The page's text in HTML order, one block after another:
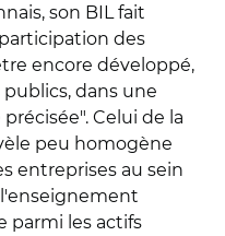
son BIL fait
des
encore développé,
dans une
Celui de la
peu homogène
entreprises au sein
parmi les actifs